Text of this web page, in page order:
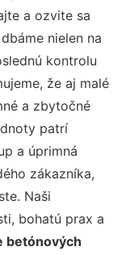
a ozvite sa
nielen na
kontrolu
že aj malé
a zbytočné
patrí
a úprimná
zákazníka,
Naši
bohatú prax a
betónových